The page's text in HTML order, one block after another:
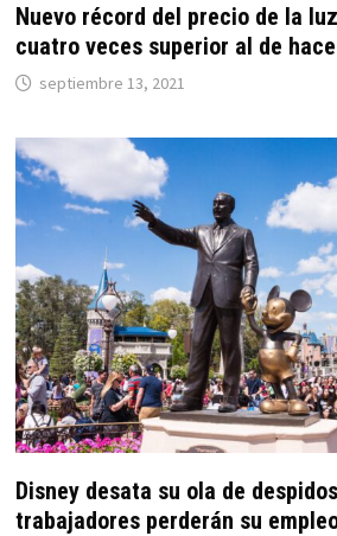
Nuevo récord del precio de la
cuatro veces superior al de
septiembre 13, 2021
Disney desata su ola de
trabajadores perderán su